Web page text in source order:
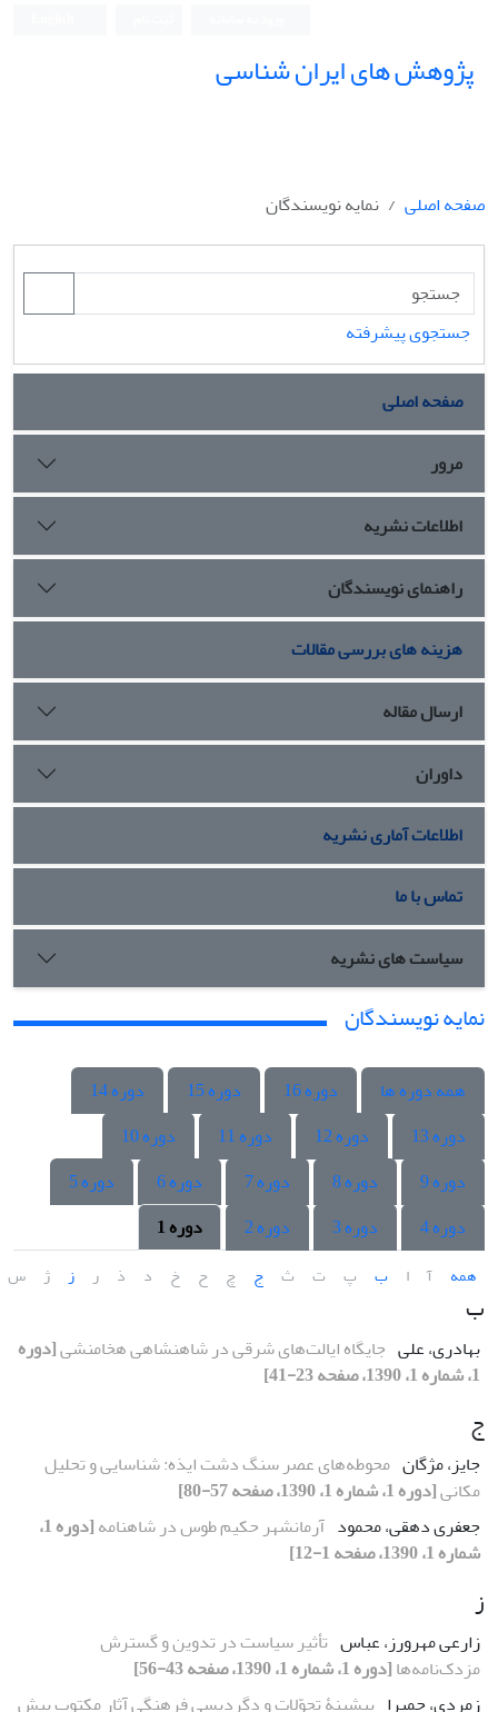
پژوهش های ایران شناسی
صفحه اصلی نمایه نویسندگان
جستجوی پیشرفته
صفحه اصلی
مرور
اطلاعات نشریه
راهنمای نویسندگان
هزینه های بررسی مقالات
ارسال مقاله
داوران
اطلاعات آماری نشریه
تماس با ما
سیاست های نشریه
نمایه نویسندگان
همه دوره ها دوره 16 دوره 15
دوره 14
دوره 13
دوره 12 دوره 11
دوره 10
دوره 9
دوره 8 دوره 7 دوره 6
دوره 5
دوره 4
دوره 3 دوره 2 دوره 1
همه آ ا ب پ ت ث ج چ ح خ د ذ ر ز ژ س
ب
بهادری، علی جایگاه ایالت‌‌‌‌‌‌‌‌‌‌‌‌‌‌‌‌‌های شرقی در شاهنشاهی هخامنشی[دوره
1، شماره 1، 1390، صفحه 23-41]
ج
جایز، مژگان محوطه‌های عصر سنگ دشت ایذه: شناسایی و تحلیل
مکانی[دوره 1، شماره 1، 1390، صفحه 57-80]
جعفری دهقی، محمود آرمانشهر حکیم طوس در شاهنامه
[دوره 1،
شماره 1، 1390، صفحه 1-12]
ز
زارعی مهرورز، عباس تأثیر سیاست در تدوین و گسترش
مزدک‌نامه‌ها[دوره 1، شماره 1، 1390، صفحه 43-56]
زمردی، حمیرا پیشینۀ تحوّلات و دگردیسی فرهنگیِ آثار مکتوب پیش